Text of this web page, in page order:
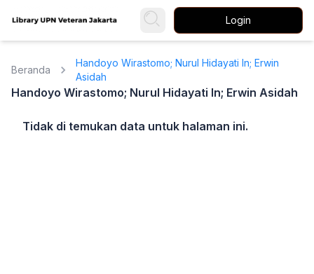
Login
Beranda
Handoyo Wirastomo; Nurul Hidayati In; Erwin
Asidah
Handoyo Wirastomo; Nurul Hidayati In; Erwin Asidah
Tidak di temukan data untuk halaman ini.